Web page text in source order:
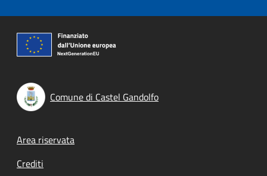
Comune di Castel Gandolfo
Footer menu
Area riservata
Crediti